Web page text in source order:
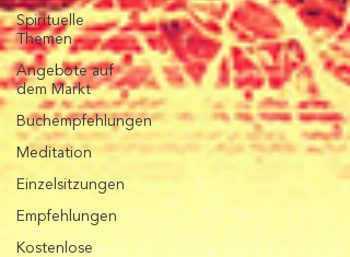
Spirituelle
Themen
Angebote auf
dem Markt
Buchempfehlungen
Meditation
Einzelsitzungen
Empfehlungen
Kostenlose